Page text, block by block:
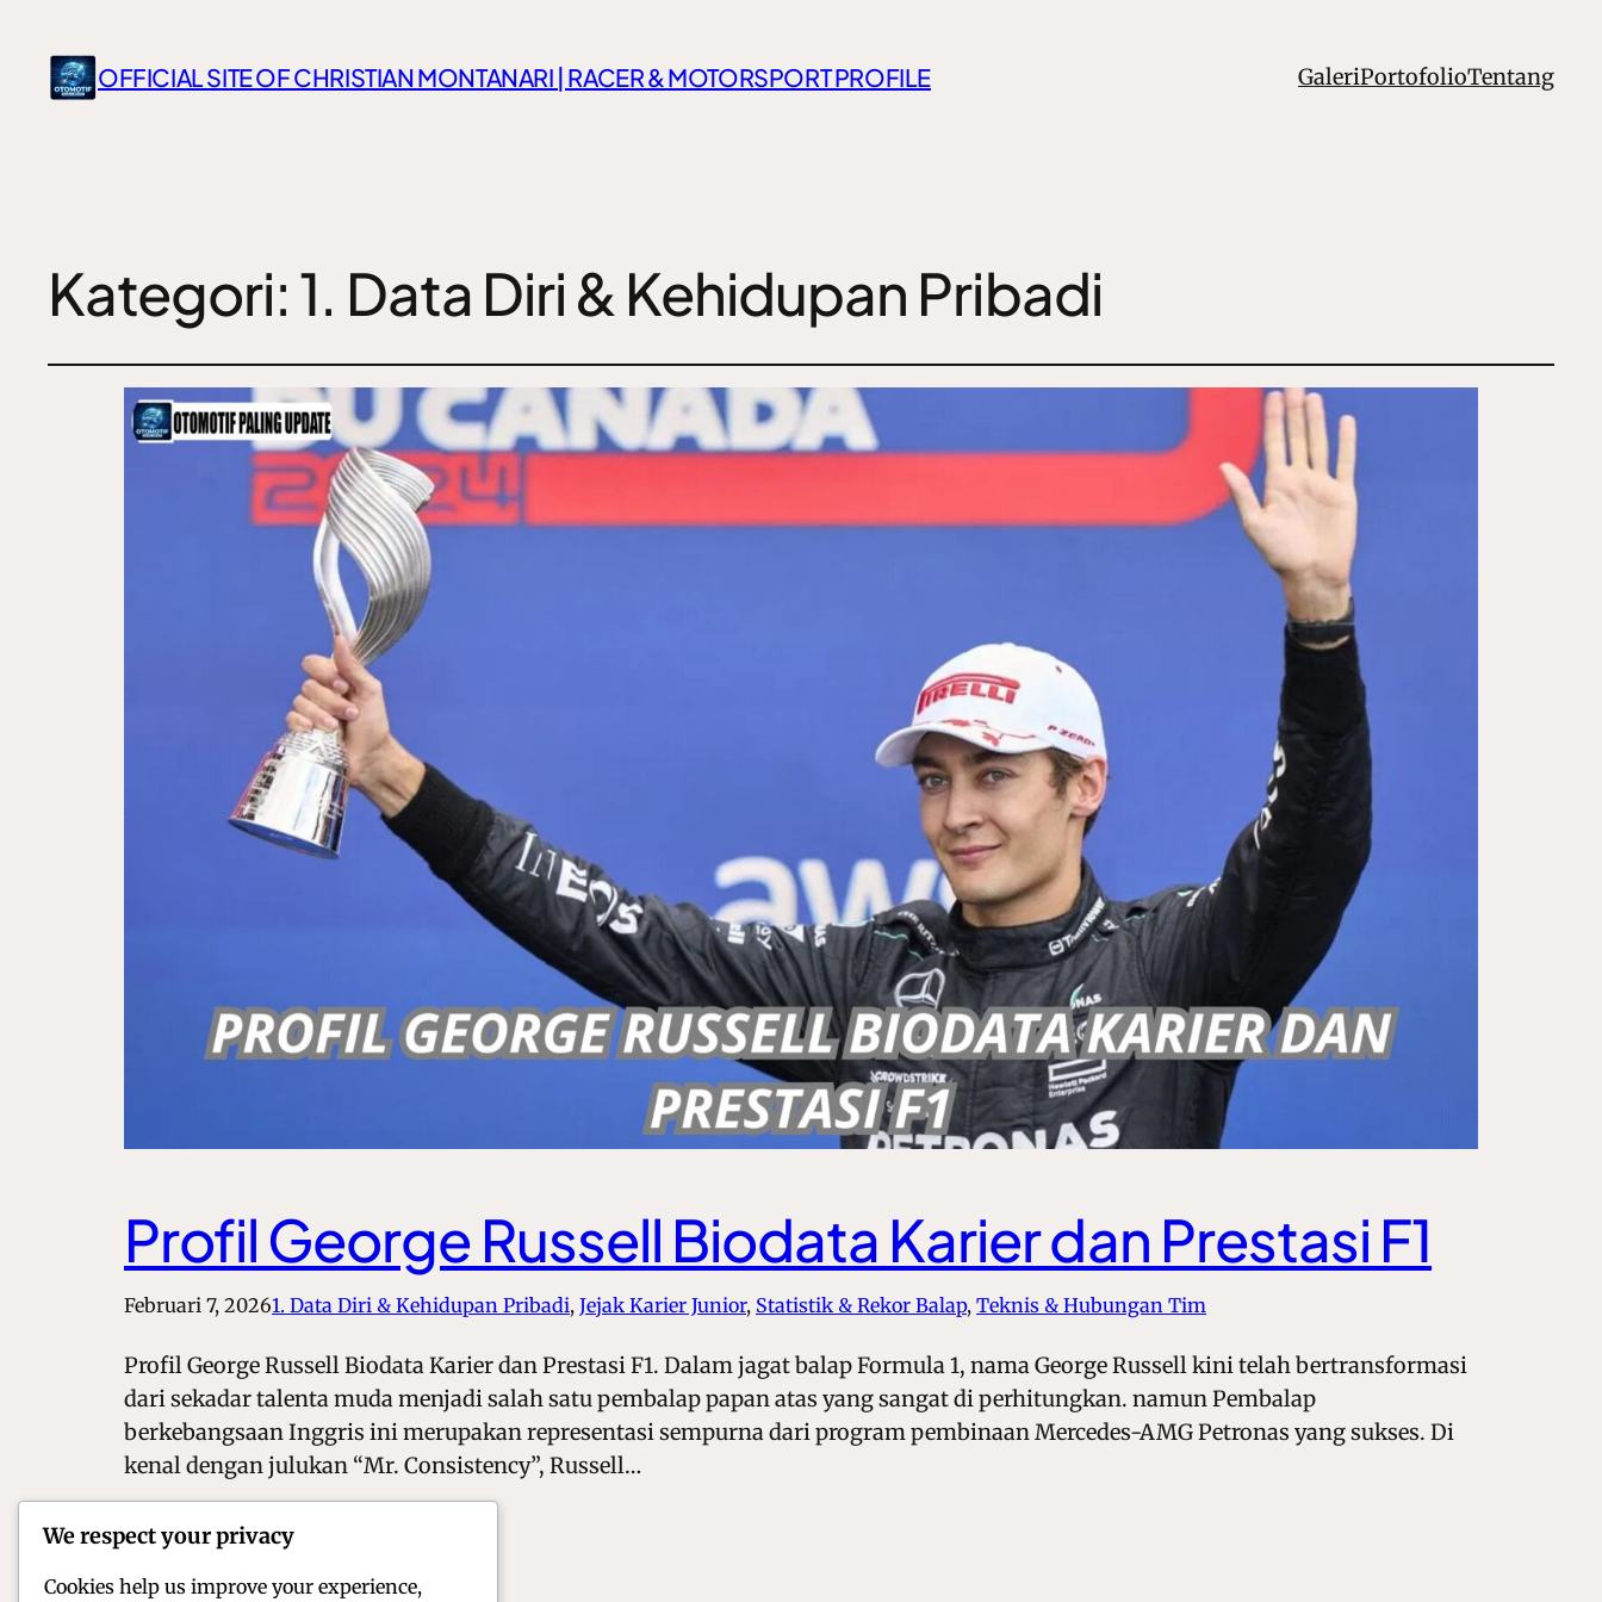
OFFICIAL SITE OF CHRISTIAN MONTANARI | RACER & MOTORSPORT PROFILE GaleriPortofolioTentang
Kategori:1. Data Diri & Kehidupan Pribadi
Profil George Russell Biodata Karier dan Prestasi F1
Februari 7, 20261. Data Diri & Kehidupan Pribadi, Jejak Karier Junior, Statistik & Rekor Balap, Teknis & Hubungan Tim
Profil George Russell Biodata Karier dan Prestasi F1. Dalam jagat balap Formula 1, nama George Russell kini telah bertransformasi
dari sekadar talenta muda menjadi salah satu pembalap papan atas yang sangat di perhitungkan. namun Pembalap
berkebangsaan Inggris ini merupakan representasi sempurna dari program pembinaan Mercedes-AMG Petronas yang sukses. Di
kenal dengan julukan “Mr. Consistency”, Russell…
We respect your privacy
Cookies help us improve your experience,